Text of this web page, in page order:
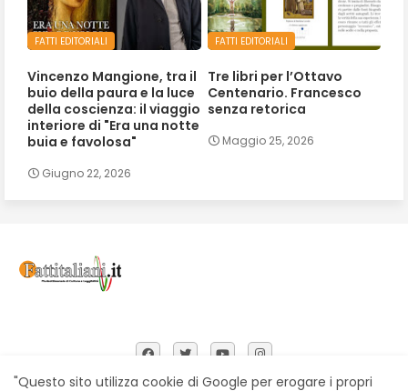
FATTI EDITORIALI
Vincenzo Mangione, tra il
buio della paura e la luce
della coscienza: il viaggio
interiore di "Era una notte
buia e favolosa"
Giugno 22, 2026
FATTI EDITORIALI
Tre libri per l’Ottavo
Centenario. Francesco
senza retorica
Maggio 25, 2026
"Questo sito utilizza cookie di Google per erogare i propri